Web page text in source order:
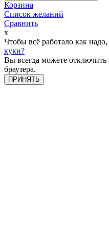
Корзина
Список желаний
Сравнить
x
Чтобы всё работало как
куки?
Вы всегда можете
браузера.
ПРИНЯТЬ